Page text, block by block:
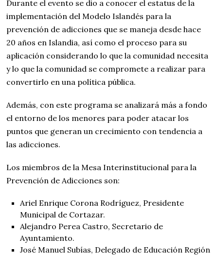
Durante el evento se dio a conocer el estatus de la
implementación del Modelo Islandés para la
prevención de adicciones que se maneja desde hace
20 años en Islandia, así como el proceso para su
aplicación considerando lo que la comunidad necesita
y lo que la comunidad se compromete a realizar para
convertirlo en una política pública.
Además, con este programa se analizará más a fondo
el entorno de los menores para poder atacar los
puntos que generan un crecimiento con tendencia a
las adicciones.
Los miembros de la Mesa Interinstitucional para la
Prevención de Adicciones son:
Ariel Enrique Corona Rodríguez, Presidente
Municipal de Cortazar.
Alejandro Perea Castro, Secretario de
Ayuntamiento.
José Manuel Subías, Delegado de Educación Región